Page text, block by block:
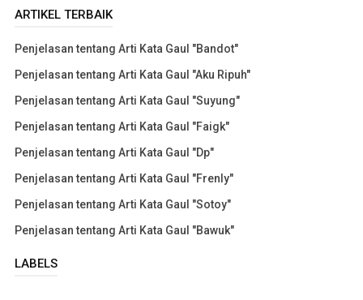
ARTIKEL TERBAIK
Penjelasan tentang Arti Kata Gaul "Bandot"
Penjelasan tentang Arti Kata Gaul "Aku Ripuh"
Penjelasan tentang Arti Kata Gaul "Suyung"
Penjelasan tentang Arti Kata Gaul "Faigk"
Penjelasan tentang Arti Kata Gaul "Dp"
Penjelasan tentang Arti Kata Gaul "Frenly"
Penjelasan tentang Arti Kata Gaul "Sotoy"
Penjelasan tentang Arti Kata Gaul "Bawuk"
LABELS